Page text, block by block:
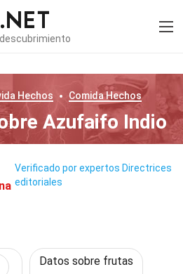
Hechos ComidaHechos
Azufaifo Indio
Verificado por expertos Directrices
editoriales
Datos sobre frutas